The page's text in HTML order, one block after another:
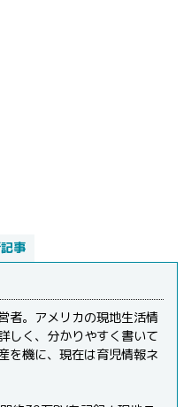
事
者。アメリカの現地生活情
しく、分かりやすく書いて
を機に、現在は育児情報ネ